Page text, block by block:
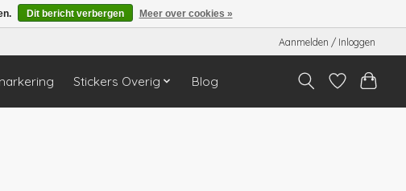
Aanmelden / Inloggen
Stickers Overig Blog
Dit bericht verbergen Meer over cookies »